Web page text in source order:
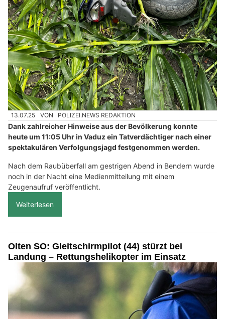
13.07.25 VON POLIZEI.NEWS REDAKTION
Dank zahlreicher Hinweise aus der Bevölkerung konnte
heute um 11:05 Uhr in Vaduz ein Tatverdächtiger nach einer
spektakulären Verfolgungsjagd festgenommen werden.
Nach dem Raubüberfall am gestrigen Abend in Bendern wurde
noch in der Nacht eine Medienmitteilung mit einem
Zeugenaufruf veröffentlicht.
Weiterlesen
Olten SO: Gleitschirmpilot (44) stürzt bei
Landung – Rettungshelikopter im Einsatz